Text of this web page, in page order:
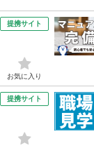
提携サイト
お気に入り
提携サイト